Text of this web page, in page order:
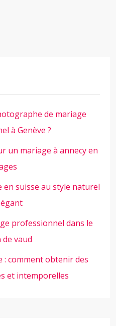
de mariage
à Genève ?
un mariage à annecy en
suisse au style naturel
professionnel dans le
vaud
: comment obtenir des
et intemporelles